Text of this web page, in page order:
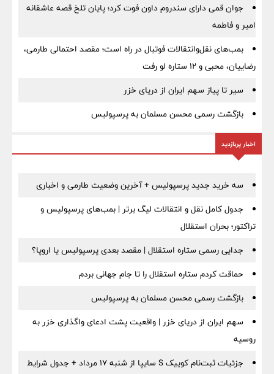
جوان قمی دارای سندروم داون فوت کرد؛ پایان تلخ قصه عاشقانه
امیر و فاطمه
بمب‌های نقل‌وانتقالات فوتبال در راه است؛ مقصد احتمالی طارمی،
رضاییان، محبی و ۱۲ ستاره لو رفت
سیر تا پیاز سهم ایران از دریای خزر
بازگشت رسمی محسن مسلمان به پرسپولیس
اخبار پربازدید
سه خرید جدید پرسپولیس + آخرین وضعیت طارمی و اخباری
جدول کامل نقل و انتقالات لیگ برتر | بمب‌های پرسپولیس و
تراکتور؛ بحران استقلال
جدایی رسمی ستاره استقلال | مقصد بعدی پرسپولیس یا اروپا؟
حماقت کردم ستاره استقلال را تا جام جهانی بردم
بازگشت رسمی محسن مسلمان به پرسپولیس
سهم ایران از دریای خزر | واقعیت پشت ادعای واگذاری خزر به
روسیه
جزئیات ثبت‌نام کوییک S سایپا از شنبه ۱۷ مرداد + جدول شرایط